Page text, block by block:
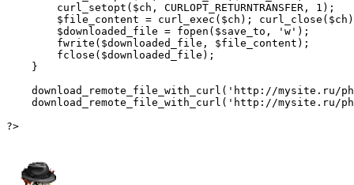
        curl_setopt($ch, CURLOPT_RETURNTRANSFER, 1);
$file_content = curl_exec($ch);
        $downloaded_file = fopen($save_to, 'w');
        fwrite($downloaded_file, $file_content);
        fclose($downloaded_file);
    }
download_remote_file_with_curl('http://mysite.ru/
download_remote_file_with_curl('http://mysite.ru/
?>